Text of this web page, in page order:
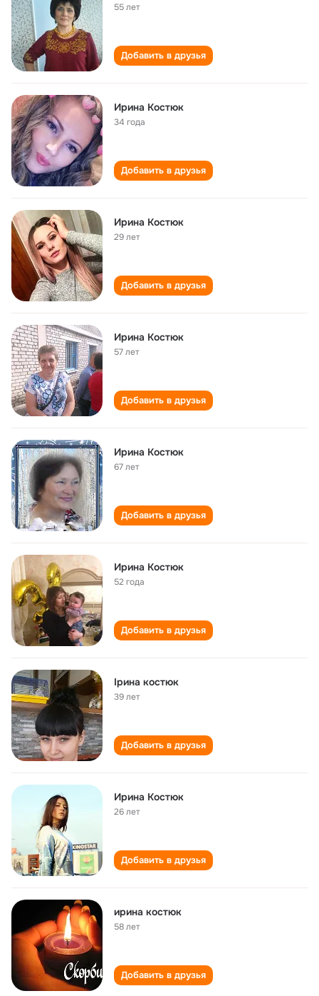
55 лет
Добавить в друзья
Ирина Костюк
34 года
Добавить в друзья
Ирина Костюк
29 лет
Добавить в друзья
Ирина Костюк
57 лет
Добавить в друзья
Ирина Костюк
67 лет
Добавить в друзья
Ирина Костюк
52 года
Добавить в друзья
Ірина костюк
39 лет
Добавить в друзья
Ирина Костюк
26 лет
Добавить в друзья
ирина костюк
58 лет
Добавить в друзья